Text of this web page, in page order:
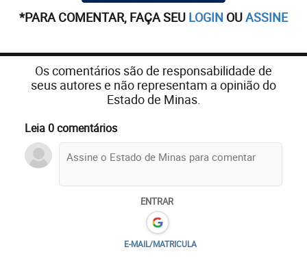
*PARA COMENTAR, FAÇA SEU LOGIN OUASSINE
Os comentários são de responsabilidade de
seus autores e não representam a opinião do
Estado de Minas.
Leia 0 comentários
ENTRAR
E-MAIL/MATRICULA